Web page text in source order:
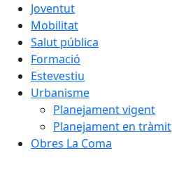
Joventut
Mobilitat
Salut pública
Formació
Estevestiu
Urbanisme
Planejament vigent
Planejament en tràmit
Obres La Coma